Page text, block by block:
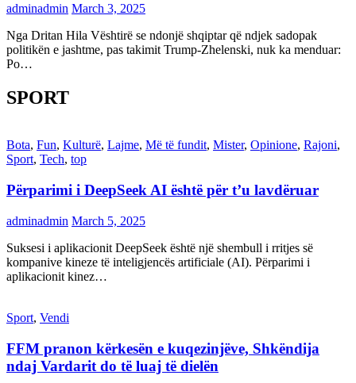
adminadmin March 3, 2025
Nga Dritan Hila Vështirë se ndonjë shqiptar që ndjek sadopak
politikën e jashtme, pas takimit Trump-Zhelenski, nuk ka menduar:
Po…
SPORT
Bota, Fun, Kulturë, Lajme, Më të fundit, Mister, Opinione, Rajoni,
Sport, Tech, top
Përparimi i DeepSeek AI është për t’u lavdëruar
adminadmin March 5, 2025
Suksesi i aplikacionit DeepSeek është një shembull i rritjes së
kompanive kineze të inteligjencës artificiale (AI). Përparimi i
aplikacionit kinez…
Sport, Vendi
FFM pranon kërkesën e kuqezinjëve, Shkëndija
ndaj Vardarit do të luaj të dielën